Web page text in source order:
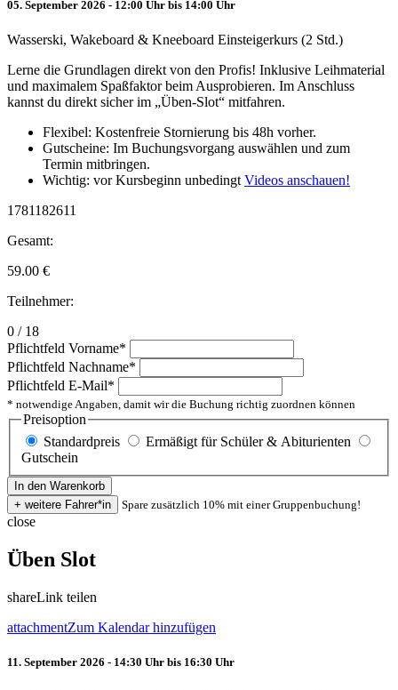
05. September 2026 - 12:00 Uhr bis 14:00 Uhr
Wasserski, Wakeboard & Kneeboard Einsteigerkurs (2 Std.)
Lerne die Grundlagen direkt von den Profis! Inklusive Leihmaterial
und maximalem Spaßfaktor beim Ausprobieren. Im Anschluss
kannst du direkt sicher im „Üben-Slot“ mitfahren.
Flexibel: Kostenfreie Stornierung bis 48h vorher.
Gutscheine: Im Buchungsvorgang auswählen und zum
Termin mitbringen.
Wichtig: vor Kursbeginn unbedingt Videos anschauen!
1781182611
Gesamt:
59.00 €
Teilnehmer:
0 / 18
Pflichtfeld Vorname*
Pflichtfeld Nachname*
Pflichtfeld E-Mail*
* notwendige Angaben, damit wir die Buchung richtig zuordnen können
Preisoption
Standardpreis
Ermäßigt für Schüler & Abiturienten
Gutschein
Spare zusätzlich 10% mit einer Gruppenbuchung!
close
Üben Slot
shareLink teilen
attachmentZum Kalendar hinzufügen
11. September 2026 - 14:30 Uhr bis 16:30 Uhr